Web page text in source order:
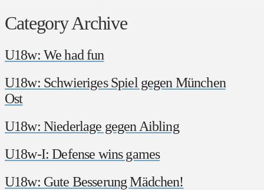
Category Archive
U18w: We had fun
U18w: Schwieriges Spiel gegen München
Ost
U18w: Niederlage gegen Aibling
U18w-I: Defense wins games
U18w: Gute Besserung Mädchen!